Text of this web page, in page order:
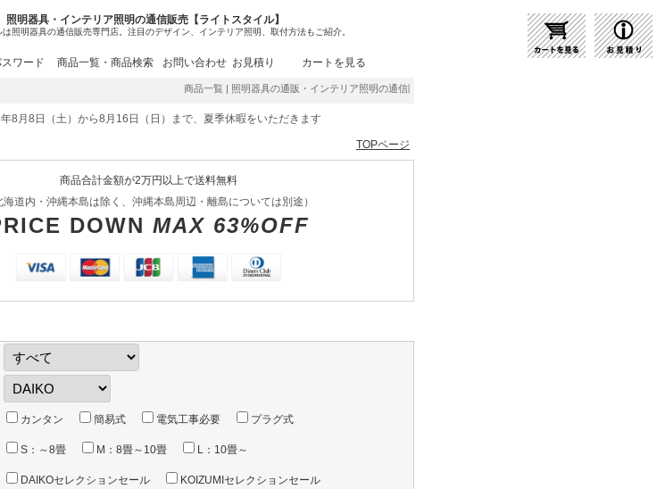
照明器具・インテリア照明の通信販売【ライトスタイル】
は照明器具の通信販売専門店。注目のデザイン、インテリア照明、取付方法もご紹介。
スワード 商品一覧・商品検索 お問い合わせ お見積り カートを見る
商品一覧 | 照明器具の通販・インテリア照明の通信販売【ライトスタイル】激安・格安価格にてご提供中！
8月8日（土）から8月16日（日）まで、夏季休暇をいただきます
TOPページ
商品合計金額が2万円以上で送料無料
海道内・沖縄本島は除く、沖縄本島周辺・離島については別途）
DOWN MAX 63%OFF
カンタン 簡易式 電気工事必要 プラグ式
S：～8畳 M：8畳～10畳 L：10畳～
DAIKOセレクションセール KOIZUMIセレクションセール